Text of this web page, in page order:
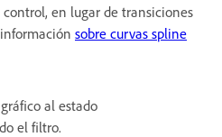
en lugar de transiciones
sobre curvas spline
al estado
el filtro.